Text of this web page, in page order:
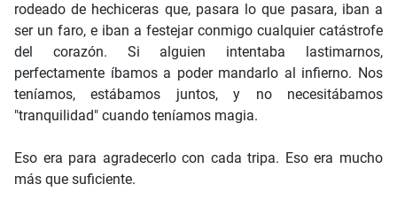
rodeado de hechiceras que, pasara lo que pasara, iban a
ser un faro, e iban a festejar conmigo cualquier catástrofe
del corazón. Si alguien intentaba lastimarnos,
perfectamente íbamos a poder mandarlo al infierno. Nos
teníamos, estábamos juntos, y no necesitábamos
"tranquilidad" cuando teníamos magia.
Eso era para agradecerlo con cada tripa. Eso era mucho
más que suficiente.